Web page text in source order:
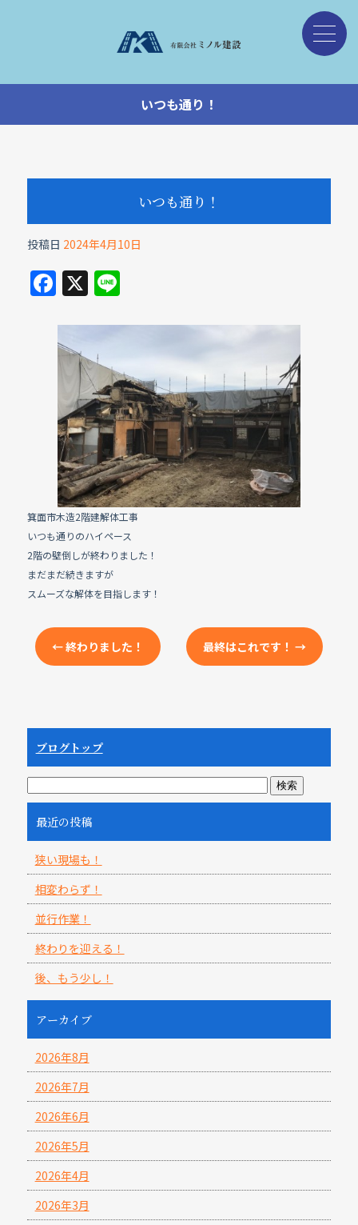
いつも通り！
いつも通り！
投稿日 2024年4月10日
F
a
c
e
o
o
k
X Li
e
箕面市木造2階建解体工事
いつも通りのハイペース
2階の壁倒しが終わりました！
まだまだ続きますが
スムーズな解体を目指します！
←終わりました！ 最終はこれです！→
ブログトップ
最近の投稿
狭い現場も！
相変わらず！
並行作業！
終わりを迎える！
後、もう少し！
アーカイブ
2026年8月
2026年7月
2026年6月
2026年5月
2026年4月
2026年3月